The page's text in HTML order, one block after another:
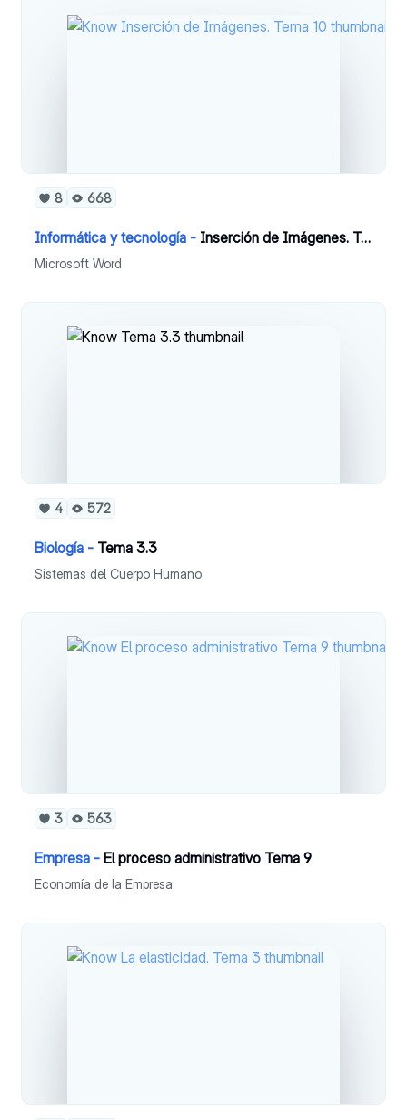
8 668
Informática y tecnología - Inserción de Imágenes. Tema 10
Microsoft Word
4 572
Biología - Tema 3.3
Sistemas del Cuerpo Humano
3 563
Empresa - El proceso administrativo Tema 9
Economía de la Empresa